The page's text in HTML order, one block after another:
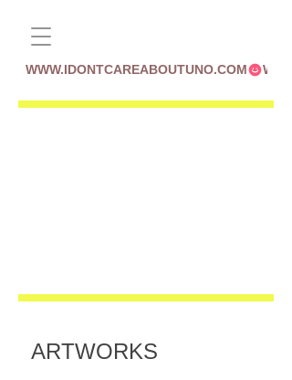
WWW.IDONTCAREABOUTUNO.COM
ARTWORKS